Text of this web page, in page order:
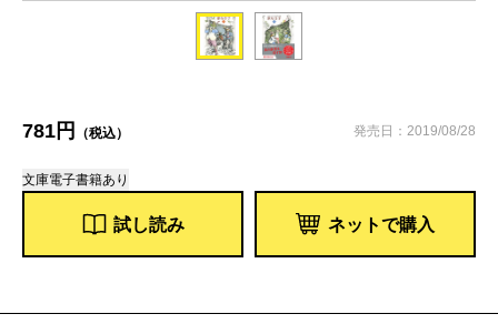
781円 （税込） 発売日：2019/08/28
文庫電子書籍あり
試し読み ネットで購入